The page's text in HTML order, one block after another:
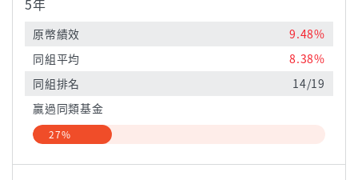
5年
原幣績效
9.48%
同組平均
8.38%
同組排名
14/19
贏過同類基金
27%